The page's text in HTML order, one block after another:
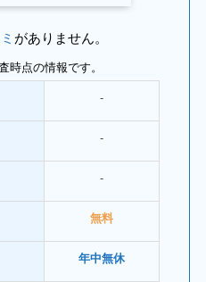
がありません。
時点の情報です。
‐
‐
‐
無料
年中無休